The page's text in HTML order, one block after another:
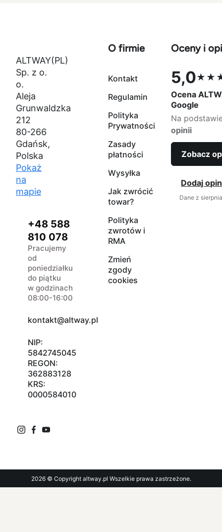
ALTWAY(PL)
Sp. z o.
o.
Aleja
Grunwaldzka
212
80-266
Gdańsk,
Polska
Pokaż
na
mapie
+48 588
810 078
Pracujemy
od
poniedziałku
do piątku
w godzinach
08:00-16:00
kontakt@altway.pl
NIP:
5842745045
REGON:
362883128
KRS:
0000584010
O firmie
Kontakt
Regulamin
Polityka
Prywatności
Zasady
płatności
Wysyłka
Jak zwrócić
towar?
Polityka
zwrotów i
RMA
Zmień
zgody
cookies
Oceny i
5,0
Ocena 5,0
Ocena
Google
Na
opinii
Zobacz
Dodaj
Dane z